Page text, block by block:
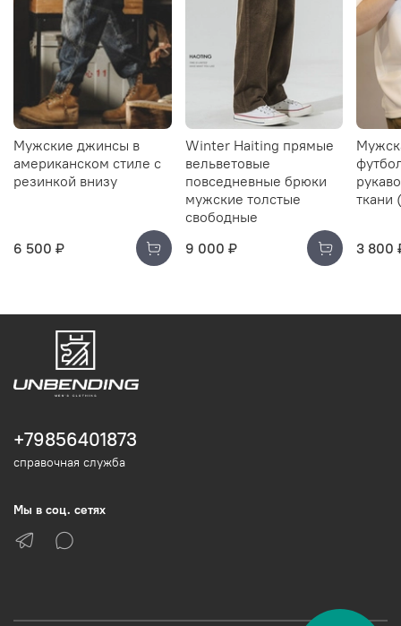
Мужские джинсы в
американском стиле с
резинкой внизу
6 500 ₽
Winter Haiting прямые
вельветовые
повседневные брюки
мужские толстые
свободные
9 000 ₽
ткани
3 800
+79856401873
справочная служба
Мы в соц. сетях